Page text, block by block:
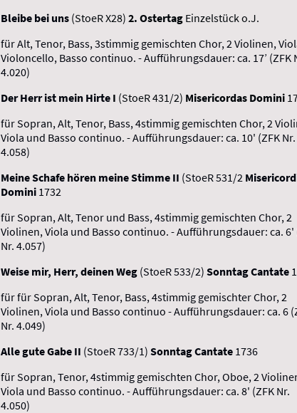
Bleibe bei uns (StoeR X28) 2. Ostertag Einzelstück o.J.
für Alt, Tenor, Bass, 3stimmig gemischten Chor, 2 Violinen,
Violoncello, Basso continuo. - Aufführungsdauer: ca. 17’ (ZFK
4.020)
Der Herr ist mein Hirte I (StoeR 431/2) Misericordas Domini
für Sopran, Alt, Tenor, Bass, 4stimmig gemischten Chor, 2
Viola und Basso continuo. - Aufführungsdauer: ca. 10' (ZFK Nr.
4.058)
Meine Schafe hören meine Stimme II (StoeR 531/2
Domini 1732
für Sopran, Alt, Tenor und Bass, 4stimmig gemischten Chor, 2
Violinen, Viola und Basso continuo. - Aufführungsdauer: ca. 6'
Nr. 4.057)
Weise mir, Herr, deinen Weg (StoeR 533/2) Sonntag Cantate
für für Sopran, Alt, Tenor, Bass, 4stimmig gemischter Chor, 2
Violinen, Viola und Basso continuo - Aufführungsdauer: ca. 6
Nr. 4.049)
Alle gute Gabe II (StoeR 733/1) Sonntag Cantate 1736
für Sopran, Tenor, 4stimmig gemischten Chor, Oboe, 2
Viola und Basso continuo. - Aufführungsdauer: ca. 8' (ZFK Nr.
4.050)